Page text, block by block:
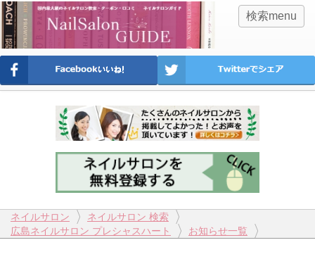
検索menu
ネイルサロン
ネイルサロン 検索
広島ネイルサロン プレシャスハート
お知らせ一覧